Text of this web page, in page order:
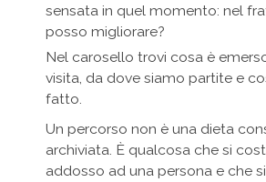
sensata in quel momento: nel
posso migliorare?
Nel carosello trovi cosa è
visita, da dove siamo partite e
fatto.
Un percorso non è una dieta
archiviata. È qualcosa che si
addosso ad una persona e che